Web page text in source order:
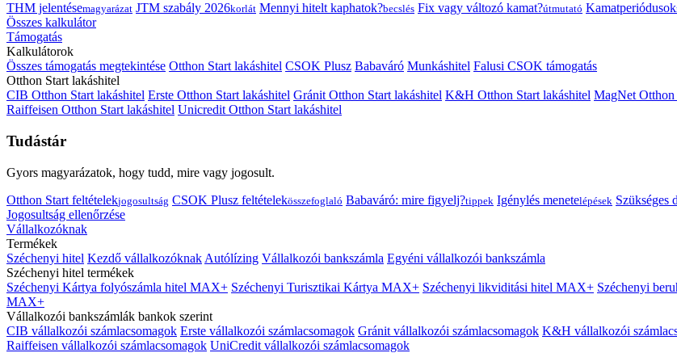
THM jelentésemagyarázat JTM szabály 2026korlát Mennyi hitelt kaphatok?becslés Fix vagy változó kamat?útmutató Kamatperiódusok
Összes kalkulátor
Támogatás
Kalkulátorok
Összes támogatás megtekintése Otthon Start lakáshitel CSOK Plusz Babaváró Munkáshitel Falusi CSOK támogatás
Otthon Start lakáshitel
CIB Otthon Start lakáshitel Erste Otthon Start lakáshitel Gránit Otthon Start lakáshitel K&H Otthon Start lakáshitel MagNet Otthon
Raiffeisen Otthon Start lakáshitel Unicredit Otthon Start lakáshitel
Tudástár
Gyors magyarázatok, hogy tudd, mire vagy jogosult.
Otthon Start feltételekjogosultság CSOK Plusz feltételekösszefoglaló Babaváró: mire figyelj?tippek Igénylés menetelépések Szükséges
Jogosultság ellenőrzése
Vállalkozóknak
Termékek
Széchenyi hitel Kezdő vállalkozóknak Autólízing Vállalkozói bankszámla Egyéni vállalkozói bankszámla
Széchenyi hitel termékek
Széchenyi Kártya folyószámla hitel MAX+ Széchenyi Turisztikai Kártya MAX+ Széchenyi likviditási hitel MAX+ Széchenyi
MAX+
Vállalkozói bankszámlák bankok szerint
CIB vállalkozói számlacsomagok Erste vállalkozói számlacsomagok Gránit vállalkozói számlacsomagok K&H vállalkozói
Raiffeisen vállalkozói számlacsomagok UniCredit vállalkozói számlacsomagok